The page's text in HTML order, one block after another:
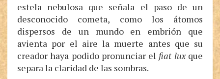
estela nebulosa que señala el paso de un
desconocido cometa, como los átomos
dispersos de un mundo en embrión que
avienta por el aire la muerte antes que su
creador haya podido pronunciar el fiat luxque
separa la claridad de las sombras.